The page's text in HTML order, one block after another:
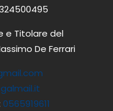
e Titolare del
De Ferrari
0565919611